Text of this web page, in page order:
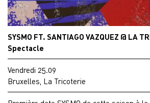
SYSMO FT. SANTIAGO VAZQUEZ @ LA
Spectacle
Vendredi 25.09
Bruxelles, La Tricoterie